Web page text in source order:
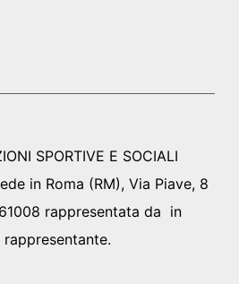
SPORTIVE E SOCIALI
in Roma (RM), Via Piave, 8
rappresentata da in